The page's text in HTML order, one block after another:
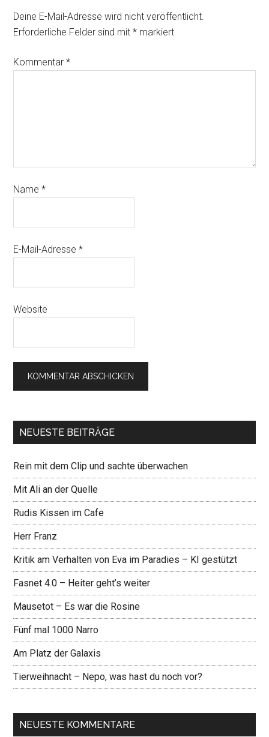
Deine E-Mail-Adresse wird nicht veröffentlicht.
Erforderliche Felder sind mit* markiert
Kommentar*
Name*
E-Mail-Adresse*
Website
NEUESTE BEITRÄGE
Rein mit dem Clip und sachte überwachen
Mit Ali an der Quelle
Rudis Kissen im Cafe
Herr Franz
Kritik am Verhalten von Eva im Paradies – KI gestützt
Fasnet 4.0 – Heiter geht’s weiter
Mausetot – Es war die Rosine
Fünf mal 1000 Narro
Am Platz der Galaxis
Tierweihnacht – Nepo, was hast du noch vor?
NEUESTE KOMMENTARE